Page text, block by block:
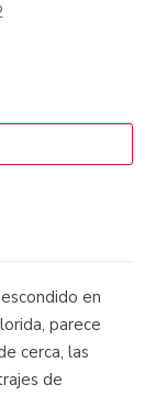
en
parece
cerca, las
de